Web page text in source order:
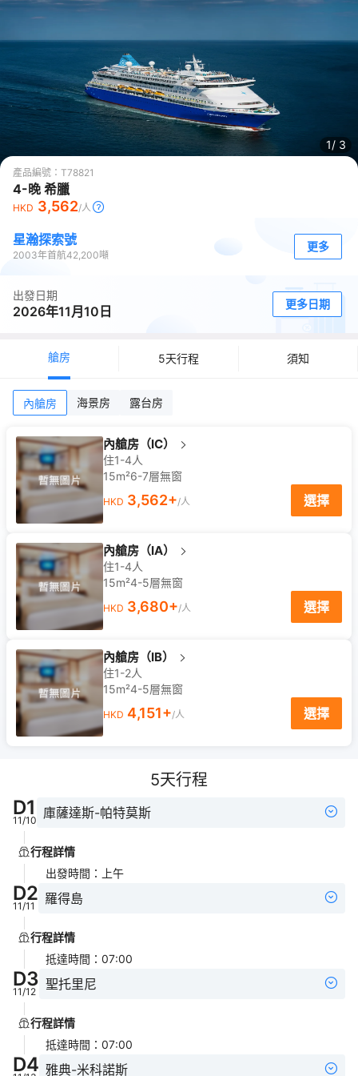
1/ 3
產品編號： T78821
4-晚 希臘
HKD 3,562/人
星瀚探索號
2003年首航42,200噸
更多
出發日期
2026年11月10日 更多日期
艙房 5天行程 須知
內艙房 海景房 露台房
內艙房（IC）
住1-4人
15m²6-7層無窗
HKD 3,562+/人 選擇
內艙房（IA）
住1-4人
15m²4-5層無窗
HKD 3,680+/人 選擇
內艙房（IB）
住1-2人
15m²4-5層無窗
HKD 4,151+/人 選擇
5天行程
D1
11/10 庫薩達斯-帕特莫斯
行程詳情
出發時間 ： 上午
D2
11/11 羅得島
行程詳情
抵達時間 ： 07:00
D3
11/12 聖托里尼
行程詳情
抵達時間 ： 07:00
D4 雅典-米科諾斯